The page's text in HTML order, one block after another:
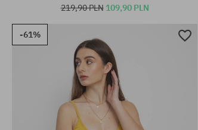
219,90 PLN 109,90 PLN
-61%